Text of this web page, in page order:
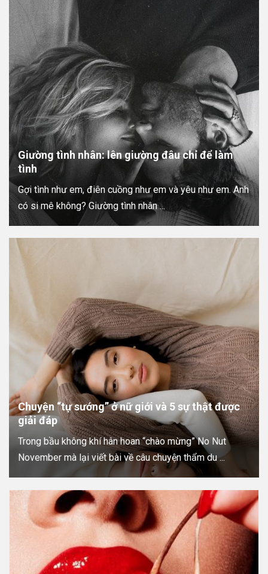
Giường tình nhân: lên giường đâu chỉ để làm
tình
Gợi tình như em, điên cuồng như em và yêu như em. Anh
có si mê không? Giường tình nhân ...
Chuyện “tự sướng” ở nữ giới và 5 sự thật được
giải đáp
Trong bầu không khí hân hoan “chào mừng” No Nut
November mà lại viết bài về câu chuyện thẩm du ...